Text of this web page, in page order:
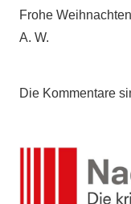
Frohe
A. W.
Die Kommentare